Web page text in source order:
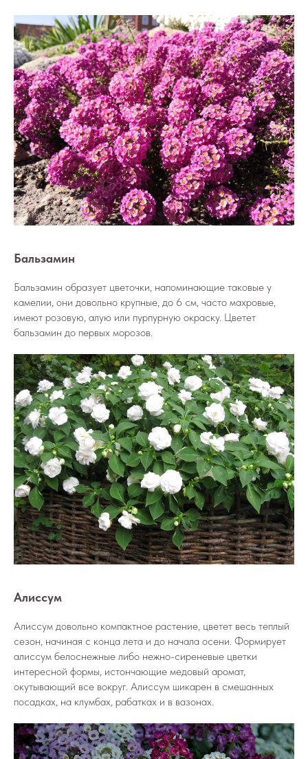
Бальзамин
Бальзамин образует цветочки, напоминающие таковые у
камелии, они довольно крупные, до 6 см, часто махровые,
имеют розовую, алую или пурпурную окраску. Цветет
бальзамин до первых морозов.
Алиссум
Алиссум довольно компактное растение, цветет весь теплый
сезон, начиная с конца лета и до начала осени. Формирует
алиссум белоснежные либо нежно-сиреневые цветки
интересной формы, истончающие медовый аромат,
окутывающий все вокруг. Алиссум шикарен в смешанных
посадках, на клумбах, рабатках и в вазонах.